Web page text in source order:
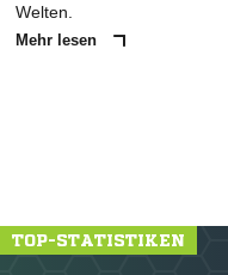
Welten.
Mehr lesen
TOP-STATISTIKEN